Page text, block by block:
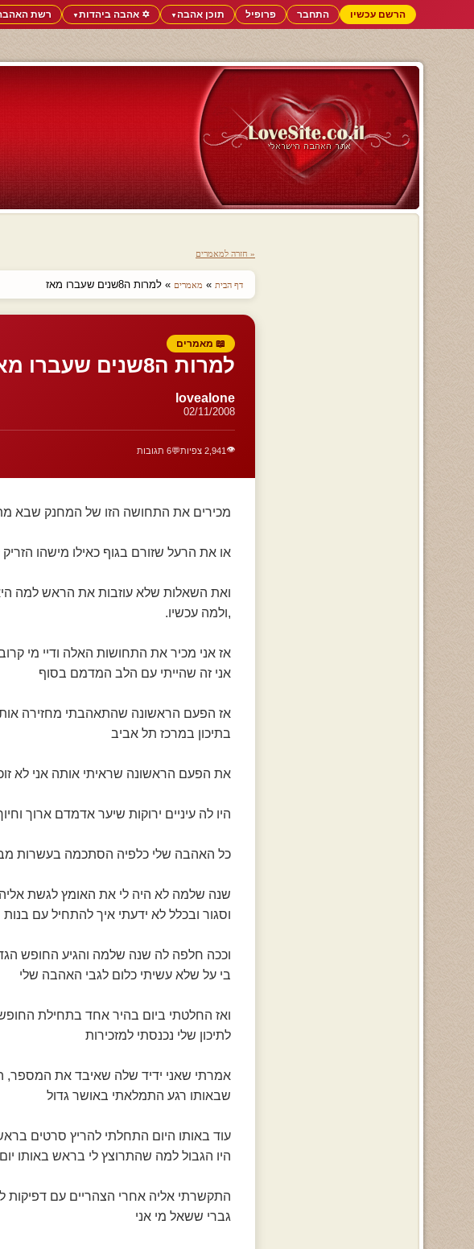
הרשם עכשיו התחבר פרופיל תוכן אהבה▼ ✡️ אהבה ביהדות▼ רשת
« חזרה למאמרים
דף הבית » מאמרים » למרות ה8שנים שעברו מאז
📖 מאמרים
למרות ה8שנים שעברו מאז
lovealone
02/11/2008
👁️ 2,941 צפיות 💬6 תגובות
מכירים את התחושה הזו של המחנק שבא
או את הרעל שזורם בגוף כאילו מישהו הזריק
ואת השאלות שלא עוזבות את הראש למה
,ולמה עכשיו.
אז אני מכיר את התחושות האלה ודיי מי
אני זה שהייתי עם הלב המדמם בסוף
אז הפעם הראשונה שהתאהבתי מחזירה אותי לכיתה י
בתיכון במרכז תל אביב
את הפעם הראשונה שראיתי אותה אני לא
היו לה עיניים ירוקות שיער אדמדם ארוך
כל האהבה שלי כלפיה הסתכמה בעשרות
שנה שלמה לא היה לי את האומץ לגשת אליה
וסגור ובכלל לא ידעתי איך להתחיל עם בנות
וככה חלפה לה שנה שלמה והגיע החופש
בי על שלא עשיתי כלום לגבי האהבה שלי
ואז החלטתי ביום בהיר אחד בתחילת
לתיכון שלי נכנסתי למזכירות
אמרתי שאני ידיד שלה שאיבד את המספר,
שבאותו רגע התמלאתי באושר גדול
עוד באותו היום התחלתי להריץ סרטים
היו הגבול למה שהתרוצץ לי בראש באותו
התקשרתי אליה אחרי הצהריים עם דפיקות
גברי ששאל מי אני